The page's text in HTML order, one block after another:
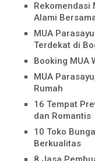
Rekomendasi
Alami
MUA
Terdekat di
Booking MUA
MUA
Rumah
16 Tempat
dan Romantis
10 Toko
Berkualitas